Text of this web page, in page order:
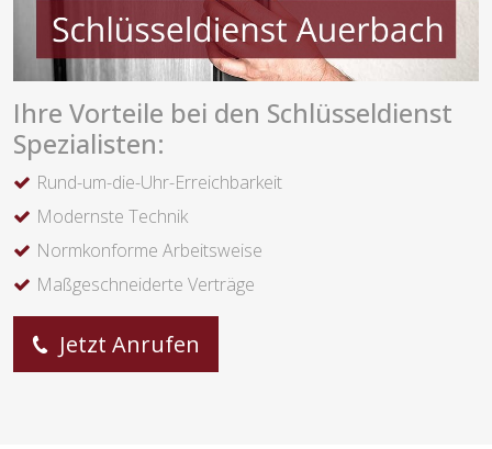
Ihre Vorteile bei den Schlüsseldienst
Spezialisten:
Rund-um-die-Uhr-Erreichbarkeit
Modernste Technik
Normkonforme Arbeitsweise
Maßgeschneiderte Verträge
Jetzt Anrufen